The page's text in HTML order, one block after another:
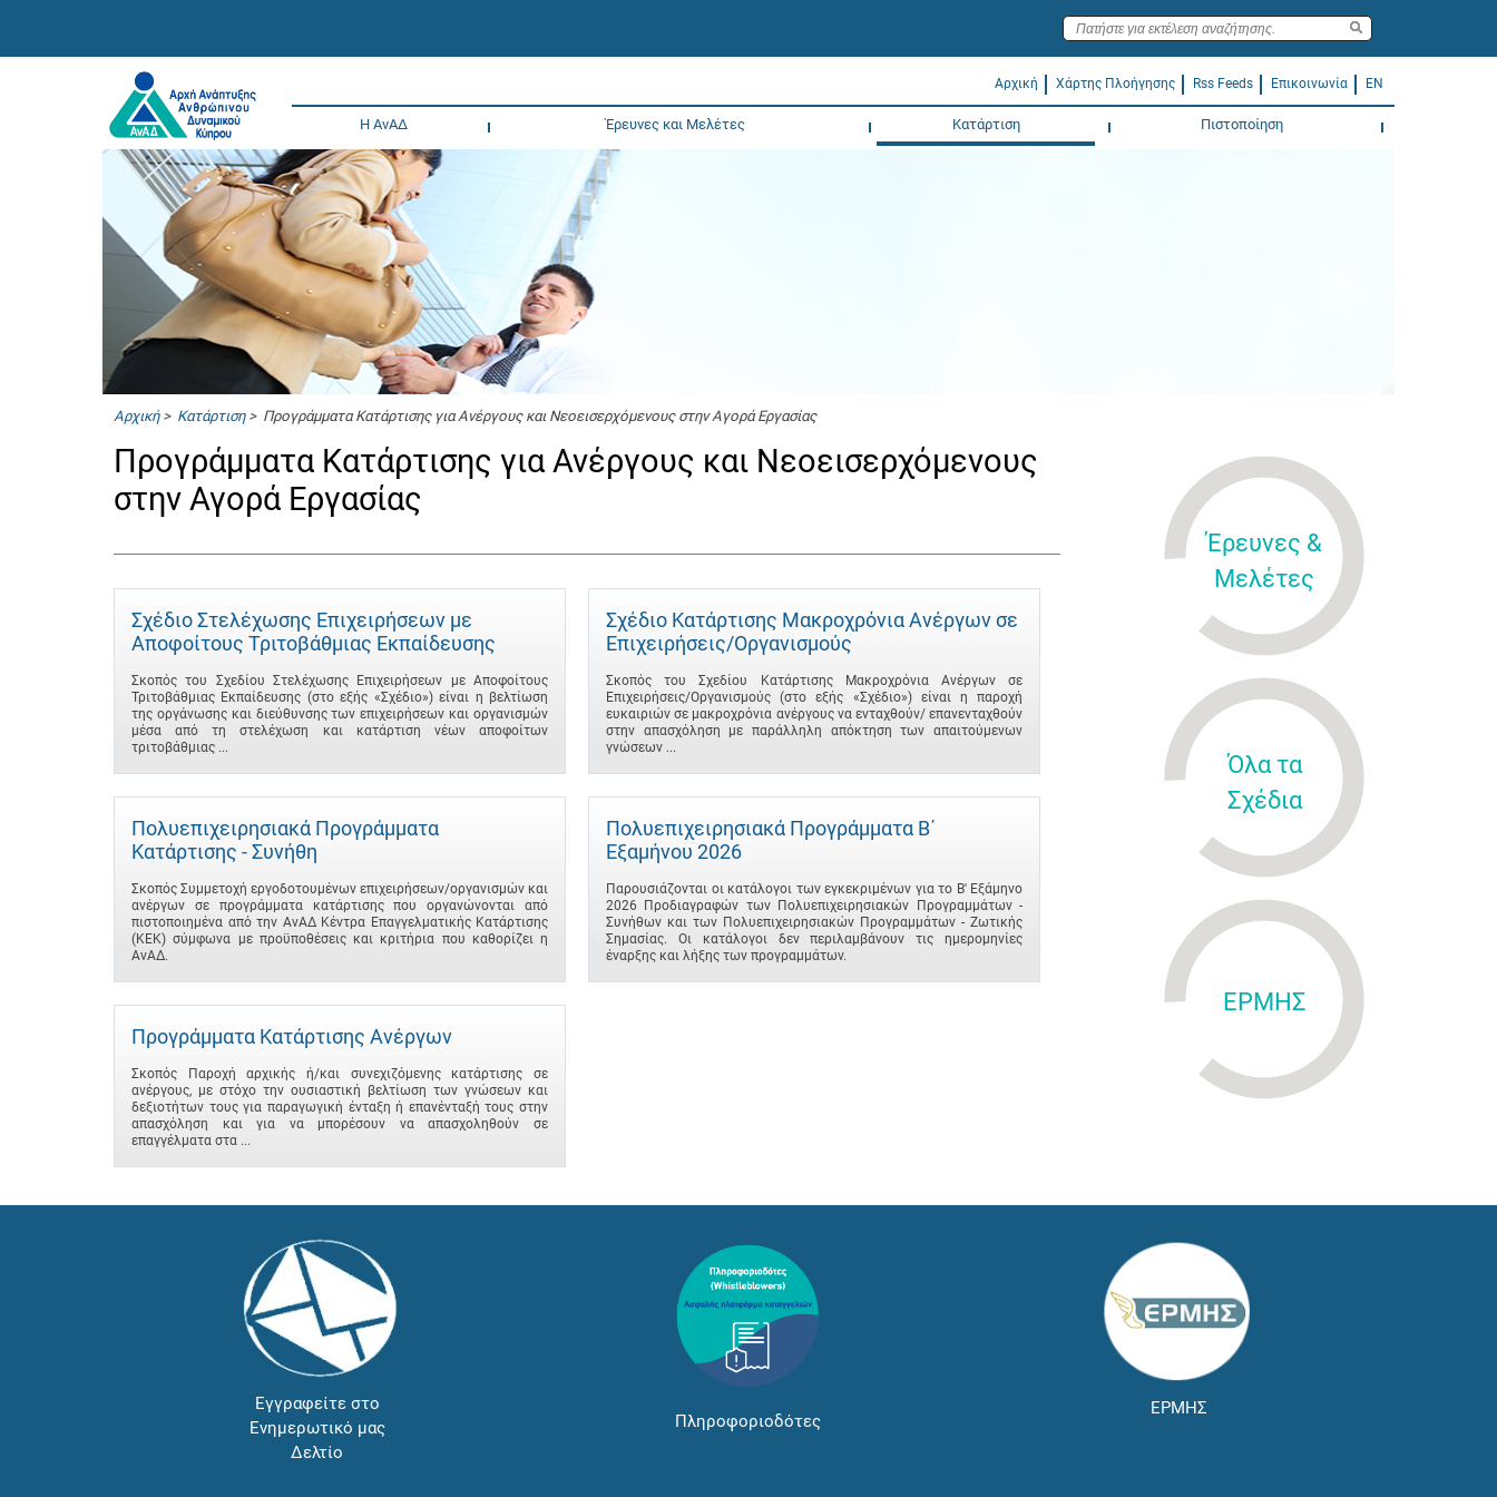
Αρχική Χάρτης Πλοήγησης Rss Feeds Επικοινωνία EN
Η ΑνΑΔ Έρευνες και Μελέτες Κατάρτιση Πιστοποίηση
Αρχική> Κατάρτιση> Προγράμματα Κατάρτισης για Ανέργους και Νεοεισερχόμενους στην Αγορά Εργασίας
Προγράμματα Κατάρτισης για Ανέργους και Νεοεισερχόμενους
στην Αγορά Εργασίας
Σχέδιο Στελέχωσης Επιχειρήσεων με
Αποφοίτους Τριτοβάθμιας Εκπαίδευσης
Σκοπός του Σχεδίου Στελέχωσης Επιχειρήσεων με Αποφοίτους
Τριτοβάθμιας Εκπαίδευσης (στο εξής «Σχέδιο») είναι η βελτίωση
της οργάνωσης και διεύθυνσης των επιχειρήσεων και οργανισμών
μέσα από τη στελέχωση και κατάρτιση νέων αποφοίτων
τριτοβάθμιας ...
Σχέδιο Κατάρτισης Μακροχρόνια Ανέργων σε
Επιχειρήσεις/Οργανισμούς
Σκοπός του Σχεδίου Κατάρτισης Μακροχρόνια Ανέργων σε
Επιχειρήσεις/Οργανισμούς (στο εξής «Σχέδιο») είναι η παροχή
ευκαιριών σε μακροχρόνια ανέργους να ενταχθούν/ επανενταχθούν
στην απασχόληση με παράλληλη απόκτηση των απαιτούμενων
γνώσεων ...
Πολυεπιχειρησιακά Προγράμματα
Κατάρτισης - Συνήθη
Σκοπός Συμμετοχή εργοδοτουμένων επιχειρήσεων/οργανισμών και
ανέργων σε προγράμματα κατάρτισης που οργανώνονται από
πιστοποιημένα από την ΑνΑΔ Κέντρα Επαγγελματικής Κατάρτισης
(ΚΕΚ) σύμφωνα με προϋποθέσεις και κριτήρια που καθορίζει η
ΑνΑΔ.
Πολυεπιχειρησιακά Προγράμματα B΄
Εξαμήνου 2026
Παρουσιάζονται οι κατάλογοι των εγκεκριμένων για το B' Εξάμηνο
2026 Προδιαγραφών των Πολυεπιχειρησιακών Προγραμμάτων -
Συνήθων και των Πολυεπιχειρησιακών Προγραμμάτων - Ζωτικής
Σημασίας. Οι κατάλογοι δεν περιλαμβάνουν τις ημερομηνίες
έναρξης και λήξης των προγραμμάτων.
Προγράμματα Κατάρτισης Ανέργων
Σκοπός Παροχή αρχικής ή/και συνεχιζόμενης κατάρτισης σε
ανέργους, με στόχο την ουσιαστική βελτίωση των γνώσεων και
δεξιοτήτων τους για παραγωγική ένταξη ή επανένταξή τους στην
απασχόληση και για να μπορέσουν να απασχοληθούν σε
επαγγέλματα στα ...
Έρευνες &
Μελέτες
Όλα τα
Σχέδια
ΕΡΜΗΣ
Εγγραφείτε στο
Ενημερωτικό μας
Δελτίο
Πληροφοριοδότες
ΕΡΜΗΣ